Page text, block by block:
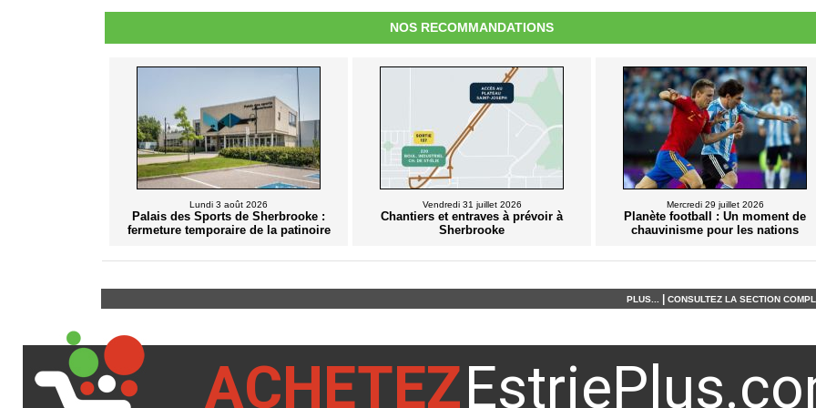
NOS RECOMMANDATIONS
Lundi 3 août 2026
Palais des Sports de Sherbrooke :
fermeture temporaire de la patinoire
Vendredi 31 juillet 2026
Chantiers et entraves à prévoir à
Sherbrooke
Mercredi 29 juillet 2026
Planète football : Un moment de
chauvinisme pour les nations
PLUS... CONSULTEZ LA SECTION
ACHETEZ